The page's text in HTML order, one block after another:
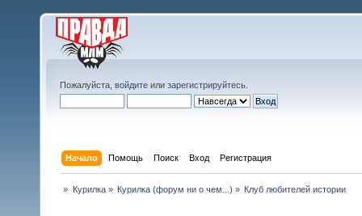
Пожалуйста, войдите или зарегистрируйтесь
Начало Помощь Поиск Вход Регистрация
» Курилка» Курилка (форум ни о чем...) » Клуб любителей истории